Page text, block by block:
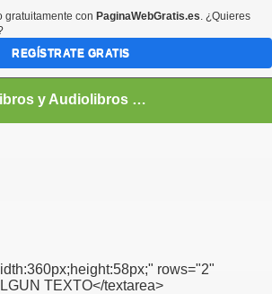
Libros y Audiolibros Para emprendedores
rows="2"
TEXTO</textarea>
gratuitamente con PaginaWebGratis.es. ¿Quieres
REGÍSTRATE GRATIS